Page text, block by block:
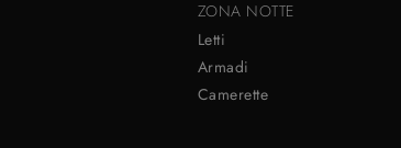
ZONA NOTTE
Letti
Armadi
Camerette